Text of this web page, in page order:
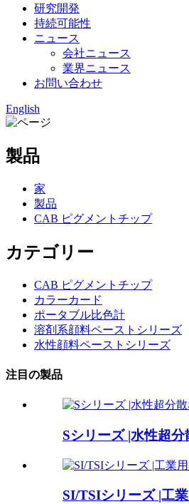
研究開発
持続可能性
ニュース
会社ニュース
業界ニュース
お問い合わせ
English
製品
家
製品
CAB ピグメントチップ
カテゴリー
CAB ピグメントチップ
カラーカード
ポータブル比色計
溶剤系顔料ペーストシリーズ
水性顔料ペーストシリーズ
注目の製品
Sシリーズ |水性超分
SI/TSIシリーズ |工